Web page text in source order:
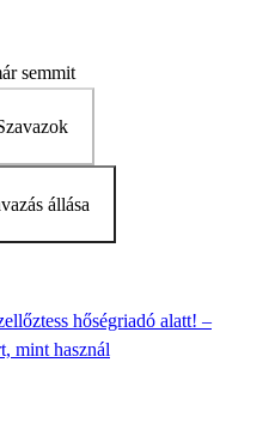
semmit
állása
hőségriadó alatt! –
mint használ